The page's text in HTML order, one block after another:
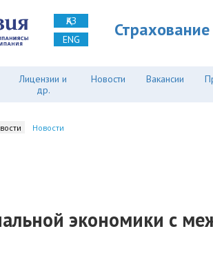
ҚАЗ
ENG
Лицензии и
др.
Новости Вакансии
Новости
экономики с